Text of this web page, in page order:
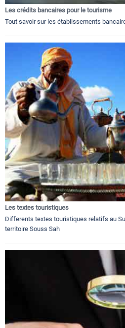
Les crédits bancaires pour le tourisme
Tout savoir sur les établissements
Les textes touristiques
Differents textes touristiques relatifs au
territoire Souss Sah